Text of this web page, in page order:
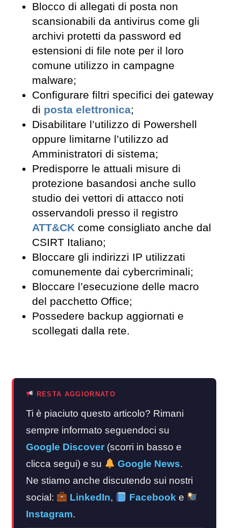
Blocco di allegati di posta non
scansionabili da antivirus come gli
archivi protetti da password ed
estensioni di file note per il loro
comune utilizzo in campagne
malware;
Configurare filtri specifici dei gateway
di posta elettronica;
Disabilitare l’utilizzo di Powershell
oppure limitarne l’utilizzo ad
Amministratori di sistema;
Predisporre le attuali misure di
protezione basandosi anche sullo
studio dei vettori di attacco noti
osservandoli presso il registro
ATT&CK come consigliato anche dal
CSIRT Italiano;
Bloccare gli indirizzi IP utilizzati
comunemente dai cybercriminali;
Bloccare l’esecuzione delle macro
del pacchetto Office;
Possedere backup aggiornati e
scollegati dalla rete.
RESTA AGGIORNATO
Ti è piaciuto questo articolo? Rimani
sempre informato seguendoci su
Google Discover (scorri in basso e
clicca segui) e su
Google News.
Ne stiamo anche discutendo sui nostri
social:
LinkedIn, Facebook e
Instagram.